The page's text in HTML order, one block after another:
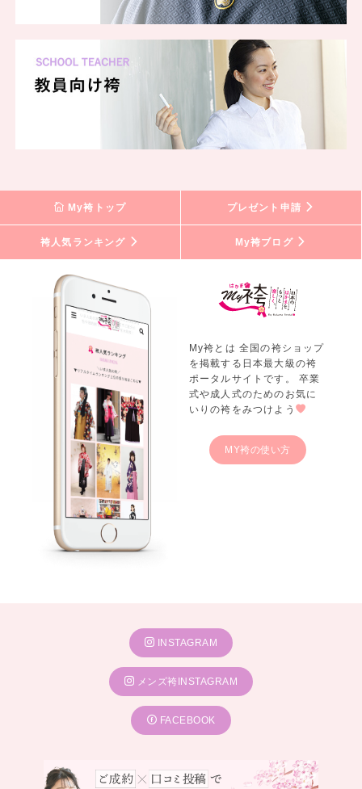
My袴トップ プレゼント申請
袴人気ランキング My袴ブログ
My袴とは 全国の袴ショップ
を掲載する日本最大級の袴
ポータルサイトです。 卒業
式や成人式のためのお気に
いりの袴をみつけよう
MY袴の使い方
INSTAGRAM
メンズ袴INSTAGRAM
FACEBOOK